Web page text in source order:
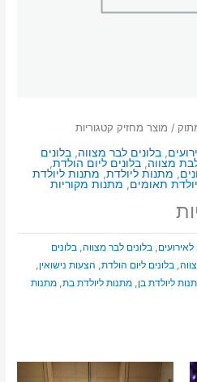
/ מוצר מחזיק קטגוריות
,בלונים לבר מצווה,בלונים
מצווה,בלונים ליום הולדת,
, מתנות ליולדת, מתנות ליולדת
תאומים, מתנות מקוריות
לאירועים,בלונים לבר מצווה,בלונים
,בלונים ליום הולדת, הצעות נישואין,
ליולדת בן,מתנות ליולדת בת,מתנות